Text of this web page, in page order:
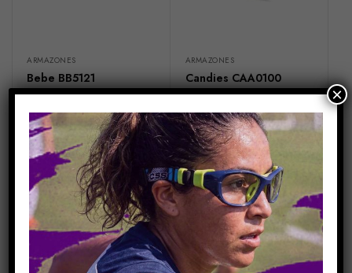
ARMAZONES
Bebe BB5121
ARMAZONES
Candies CAA0100
×